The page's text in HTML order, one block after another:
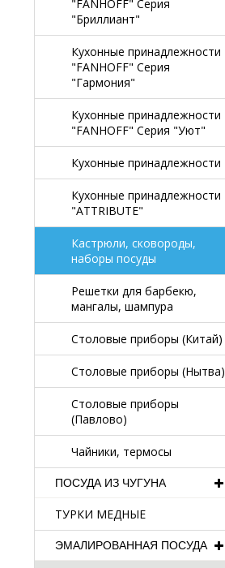
"FANHOFF" Серия
"Бриллиант"
Кухонные принадлежности
"FANHOFF" Серия
"Гармония"
Кухонные принадлежности
"FANHOFF" Серия "Уют"
Кухонные принадлежности
Кухонные принадлежности
"ATTRIBUTE"
Кастрюли, сковороды,
наборы посуды
Решетки для барбекю,
мангалы, шампура
Столовые приборы (Китай)
Столовые приборы (Нытва)
Столовые приборы
(Павлово)
Чайники, термосы
ПОСУДА ИЗ ЧУГУНА
ТУРКИ МЕДНЫЕ
ЭМАЛИРОВАННАЯ ПОСУДА